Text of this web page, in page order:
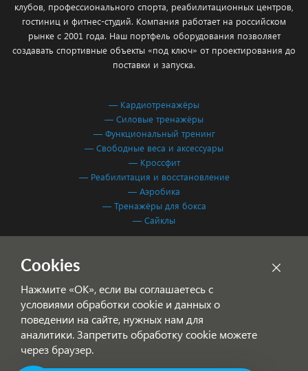
клубов, профессионального спорта, реабилитационных центров,
гостиниц и фитнес-студий. Компания работает на российском
рынке с 2001 года. Наш портфель оборудования позволяет
создавать спортивные объекты «под ключ» от проектирования до
поставки и запуска.
— Кардиотренажёры
— Силовые тренажёры
— Функциональный тренинг
— Свободные веса и аксессуары
— Кроссфит
— Реабилитация и восстановление
— Аэробика
— Тренажёры для бокса
— Сайклы
Согласие на обработку персональных данных
Cookies
Нажмите «ОК», если вы соглашаетесь с
условиями обработки cookie и данных о
поведении на сайте, нужных нам для
аналитики. Запретить обработку cookie можете
через браузер.